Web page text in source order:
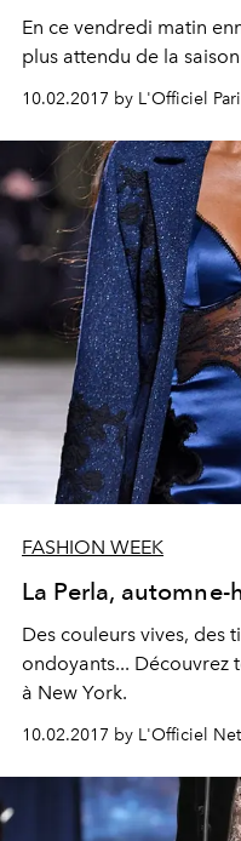
En ce vendredi matin
plus attendu de la
10.02.2017 by L'Officiel
FASHION WEEK
La Perla,
Des couleurs vives, des
ondoyants... Découvrez
à New York.
10.02.2017 by L'Officiel